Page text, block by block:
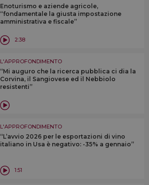
Enoturismo e aziende agricole,
“fondamentale la giusta impostazione
amministrativa e fiscale”
2:38
L'APPROFONDIMENTO
“Mi auguro che la ricerca pubblica ci dia la
Corvina, il Sangiovese ed il Nebbiolo
resistenti”
L'APPROFONDIMENTO
“L’avvio 2026 per le esportazioni di vino
italiano in Usa è negativo: -35% a gennaio”
1:51